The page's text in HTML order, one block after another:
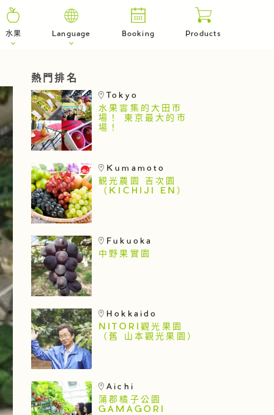
水果 Language Booking Products
熱門排名
Tokyo
水果雲集的大田市
場！ 東京最大的市
場！
Kumamoto
観光農園 吉次園
（KICHIJI EN）
Fukuoka
中野果實園
Hokkaido
NITORI觀光果園
（舊 山本觀光果園）
Aichi
蒲郡橘子公園
GAMAGORI